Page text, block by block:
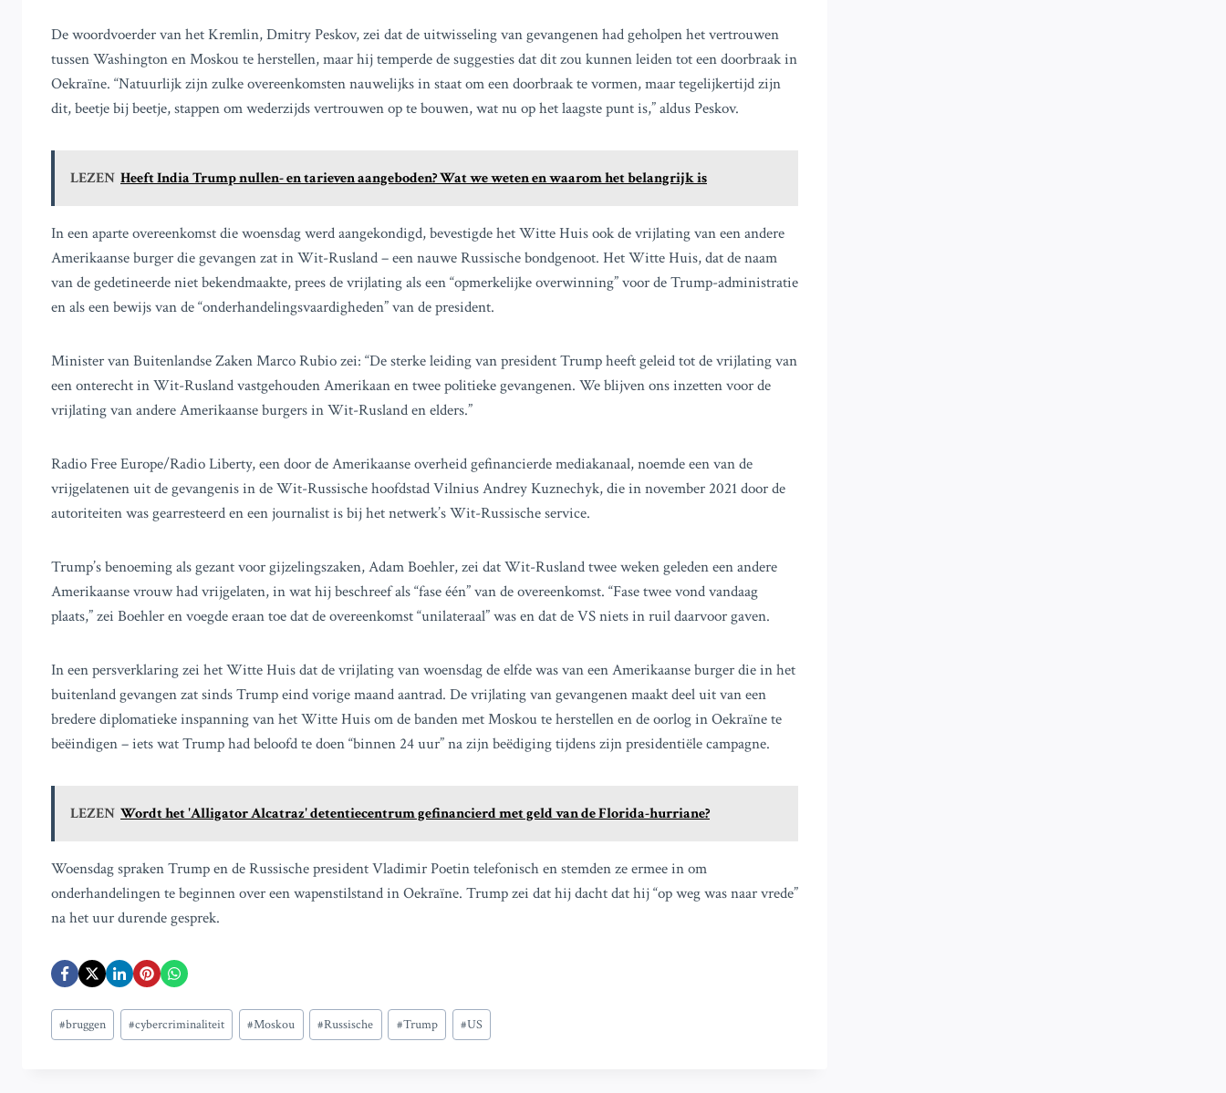
De woordvoerder van het Kremlin, Dmitry Peskov, zei dat de uitwisseling van gevangenen had geholpen het vertrouwen
tussen Washington en Moskou te herstellen, maar hij temperde de suggesties dat dit zou kunnen leiden tot een doorbraak in
Oekraïne. “Natuurlijk zijn zulke overeenkomsten nauwelijks in staat om een doorbraak te vormen, maar tegelijkertijd zijn
dit, beetje bij beetje, stappen om wederzijds vertrouwen op te bouwen, wat nu op het laagste punt is,” aldus Peskov.
LEZEN Heeft India Trump nullen- en tarieven aangeboden? Wat we weten en waarom het belangrijk is
In een aparte overeenkomst die woensdag werd aangekondigd, bevestigde het Witte Huis ook de vrijlating van een andere
Amerikaanse burger die gevangen zat in Wit-Rusland – een nauwe Russische bondgenoot. Het Witte Huis, dat de naam
van de gedetineerde niet bekendmaakte, prees de vrijlating als een “opmerkelijke overwinning” voor de Trump-administratie
en als een bewijs van de “onderhandelingsvaardigheden” van de president.
Minister van Buitenlandse Zaken Marco Rubio zei: “De sterke leiding van president Trump heeft geleid tot de vrijlating van
een onterecht in Wit-Rusland vastgehouden Amerikaan en twee politieke gevangenen. We blijven ons inzetten voor de
vrijlating van andere Amerikaanse burgers in Wit-Rusland en elders.”
Radio Free Europe/Radio Liberty, een door de Amerikaanse overheid gefinancierde mediakanaal, noemde een van de
vrijgelatenen uit de gevangenis in de Wit-Russische hoofdstad Vilnius Andrey Kuznechyk, die in november 2021 door de
autoriteiten was gearresteerd en een journalist is bij het netwerk’s Wit-Russische service.
Trump’s benoeming als gezant voor gijzelingszaken, Adam Boehler, zei dat Wit-Rusland twee weken geleden een andere
Amerikaanse vrouw had vrijgelaten, in wat hij beschreef als “fase één” van de overeenkomst. “Fase twee vond vandaag
plaats,” zei Boehler en voegde eraan toe dat de overeenkomst “unilateraal” was en dat de VS niets in ruil daarvoor gaven.
In een persverklaring zei het Witte Huis dat de vrijlating van woensdag de elfde was van een Amerikaanse burger die in het
buitenland gevangen zat sinds Trump eind vorige maand aantrad. De vrijlating van gevangenen maakt deel uit van een
bredere diplomatieke inspanning van het Witte Huis om de banden met Moskou te herstellen en de oorlog in Oekraïne te
beëindigen – iets wat Trump had beloofd te doen “binnen 24 uur” na zijn beëdiging tijdens zijn presidentiële campagne.
LEZEN Wordt het 'Alligator Alcatraz' detentiecentrum gefinancierd met geld van de Florida-hurriane?
Woensdag spraken Trump en de Russische president Vladimir Poetin telefonisch en stemden ze ermee in om
onderhandelingen te beginnen over een wapenstilstand in Oekraïne. Trump zei dat hij dacht dat hij “op weg was naar vrede”
na het uur durende gesprek.
Bericht
tags:
#bruggen #cybercriminaliteit #Moskou #Russische #Trump #US